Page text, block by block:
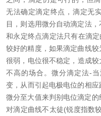
无法确定滴定终点，滴定无
目，则选用微分自动滴定法
和永定终点滴定法只有在滴
较好的精度，如果滴定曲线
很弱，电位很不稳定，
不高的场合。微分滴定法-
变，从而引起电极电位的相
微分至大值来判别电位滴定的终
对滴定曲线不太徒(锐度指数